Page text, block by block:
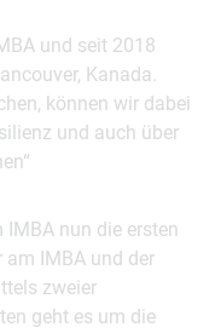
und seit 2018
Kanada.
können wir dabei
und auch über
nun die ersten
am IMBA und der
zweier
geht es um die